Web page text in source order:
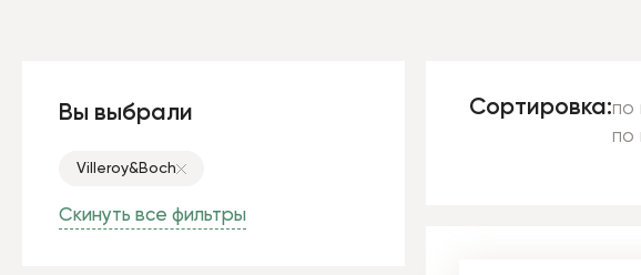
Вы выбрали
Villeroy&Boch
Скинуть все фильтры
Сортировка:по
по